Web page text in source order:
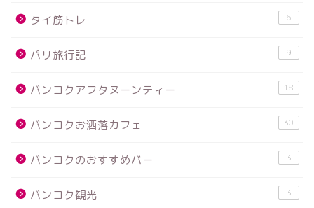
タイ筋トレ 6
パリ旅行記 9
バンコクアフタヌーンティー 18
バンコクお洒落カフェ 30
バンコクのおすすめバー 3
バンコク観光 3